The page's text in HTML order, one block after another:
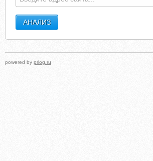
powered by prlog.ru